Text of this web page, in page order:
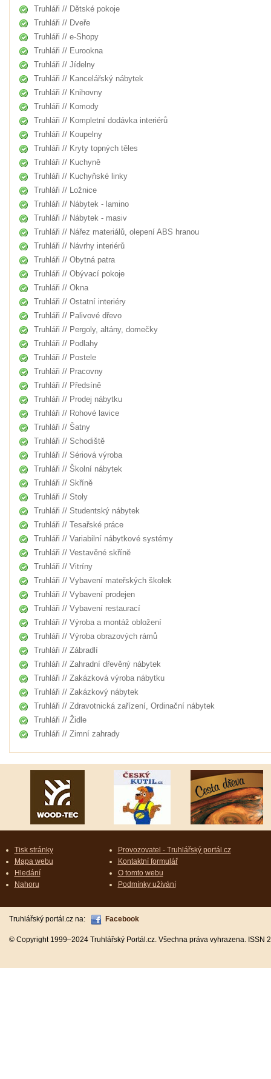
Truhláři // Dětské pokoje
Truhláři // Dveře
Truhláři // e-Shopy
Truhláři // Eurookna
Truhláři // Jídelny
Truhláři // Kancelářský nábytek
Truhláři // Knihovny
Truhláři // Komody
Truhláři // Kompletní dodávka interiérů
Truhláři // Koupelny
Truhláři // Kryty topných těles
Truhláři // Kuchyně
Truhláři // Kuchyňské linky
Truhláři // Ložnice
Truhláři // Nábytek - lamino
Truhláři // Nábytek - masiv
Truhláři // Nářez materiálů, olepení ABS hranou
Truhláři // Návrhy interiérů
Truhláři // Obytná patra
Truhláři // Obývací pokoje
Truhláři // Okna
Truhláři // Ostatní interiéry
Truhláři // Palivové dřevo
Truhláři // Pergoly, altány, domečky
Truhláři // Podlahy
Truhláři // Postele
Truhláři // Pracovny
Truhláři // Předsíně
Truhláři // Prodej nábytku
Truhláři // Rohové lavice
Truhláři // Šatny
Truhláři // Schodiště
Truhláři // Sériová výroba
Truhláři // Školní nábytek
Truhláři // Skříně
Truhláři // Stoly
Truhláři // Studentský nábytek
Truhláři // Tesařské práce
Truhláři // Variabilní nábytkové systémy
Truhláři // Vestavěné skříně
Truhláři // Vitríny
Truhláři // Vybavení mateřských školek
Truhláři // Vybavení prodejen
Truhláři // Vybavení restaurací
Truhláři // Výroba a montáž obložení
Truhláři // Výroba obrazových rámů
Truhláři // Zábradlí
Truhláři // Zahradní dřevěný nábytek
Truhláři // Zakázková výroba nábytku
Truhláři // Zakázkový nábytek
Truhláři // Zdravotnická zařízení, Ordinační nábytek
Truhláři // Židle
Truhláři // Zimní zahrady
Tisk stránky
Mapa webu
Hledání
Nahoru
Provozovatel - Truhlářský portál.cz
Kontaktní formulář
O tomto webu
Podmínky užívání
Truhlářský portál.cz na: Facebook
© Copyright 1999–2024 Truhlářský Portál.cz. Všechna práva vyhrazena.